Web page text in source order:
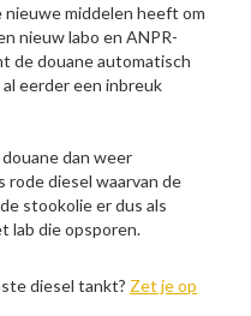
middelen heeft om
nieuw labo en ANPR-
de douane automatisch
eerder een inbreuk
dan weer
rode diesel waarvan de
stookolie er dus als
lab die opsporen.
diesel tankt? Zet je op